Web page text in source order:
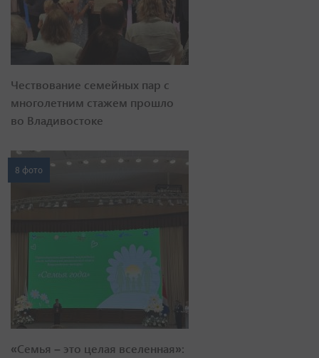
Чествование семейных пар с
многолетним стажем прошло
во Владивостоке
8 фото
«Семья – это целая вселенная»: